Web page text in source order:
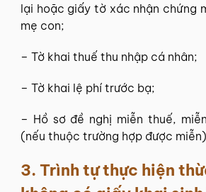
lại hoặc giấy tờ xác nhận chứng
mẹ con;
– Tờ khai thuế thu nhập cá nhân;
– Tờ khai lệ phí trước bạ;
– Hồ sơ đề nghị miễn thuế,
(nếu thuộc trường hợp được
3. Trình tự thực hiện